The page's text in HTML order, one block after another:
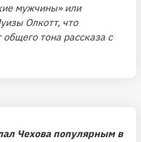
мужчины» или
Олкотт, что
тона рассказа с
Чехова популярным в